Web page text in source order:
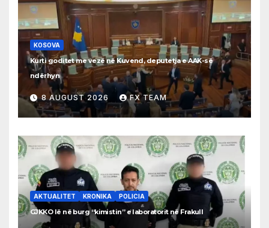
KOSOVA
Kurti goditet me vezë në Kuvend, deputetja e AAK-së
ndërhyn
8 AUGUST 2026 FX TEAM
AKTUALITET KRONIKA POLICIA
GJKKO lë në burg “kimistin” e laboratorit në Frakull